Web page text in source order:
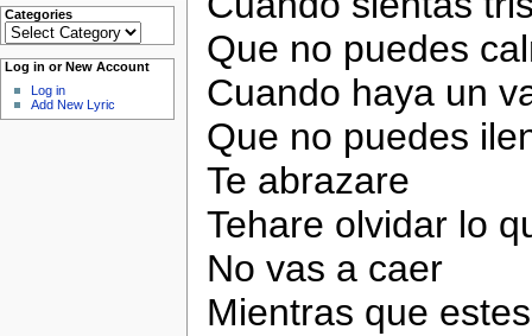
Categories
Categories
Log in or New Account
Log in
Add New Lyric
Que no puedes
Cuando haya un
Que no puedes
Te abrazare
Tehare olvidar lo
No vas a caer
Mientras que